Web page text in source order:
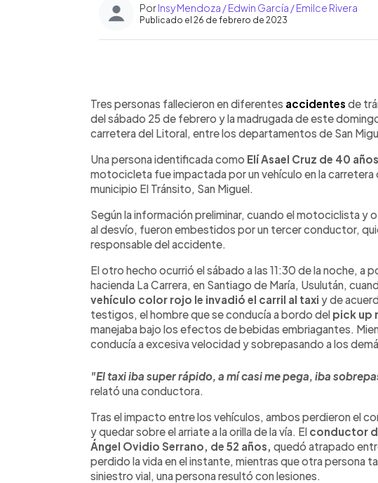
PorInsy Mendoza / Edwin García / Emilce Rivera
Publicado el 26 de febrero de 2023
Escuchar artículo
Tres personas fallecieron en diferentes accidentes de
del sábado 25 de febrero y la madrugada de este
carretera del Litoral, entre los departamentos de San
Una persona identificada como Elí Asael Cruz de 40 años
motocicleta fue impactada por un vehículo en la carretera
municipio El Tránsito, San Miguel.
Según la información preliminar, cuando el motociclista y
al desvío, fueron embestidos por un tercer conductor,
responsable del accidente.
El otro hecho ocurrió el sábado a las 11:30 de la noche, a
hacienda La Carrera, en Santiago de María, Usulután,
vehículo color rojo le invadió el carril al taxi y de
testigos, el hombre que se conducía a bordo del pick up
manejaba bajo los efectos de bebidas embriagantes.
conducía a excesiva velocidad y sobrepasando a los
"El taxi iba super rápido, a mí casi me pega, iba
relató una conductora.
Tras el impacto entre los vehículos, ambos perdieron el
y quedar sobre el arriate a la orilla de la vía. El conductor
Ángel Ovidio Serrano, de 52 años, quedó atrapado
perdido la vida en el instante, mientras que otra persona
siniestro vial, una persona resultó con lesiones.